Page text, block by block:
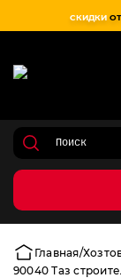
СКИДКИ ОТ
Главная
90040 Таз